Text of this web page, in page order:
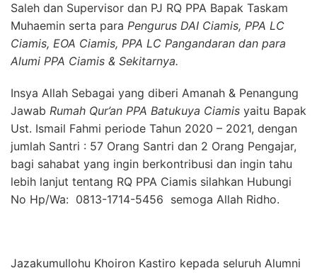
Saleh dan Supervisor dan PJ RQ PPA Bapak Taskam
Muhaemin serta para Pengurus DAI Ciamis, PPA LC
Ciamis, EOA Ciamis, PPA LC Pangandaran dan para
Alumi PPA Ciamis & Sekitarnya.
Insya Allah Sebagai yang diberi Amanah & Penangung
Jawab Rumah Qur’an PPA Batukuya Ciamis yaitu Bapak
Ust. Ismail Fahmi periode Tahun 2020 – 2021, dengan
jumlah Santri : 57 Orang Santri dan 2 Orang Pengajar,
bagi sahabat yang ingin berkontribusi dan ingin tahu
lebih lanjut tentang RQ PPA Ciamis silahkan Hubungi
No Hp/Wa: 0813-1714-5456 semoga Allah Ridho.
Jazakumullohu Khoiron Kastiro kepada seluruh Alumni